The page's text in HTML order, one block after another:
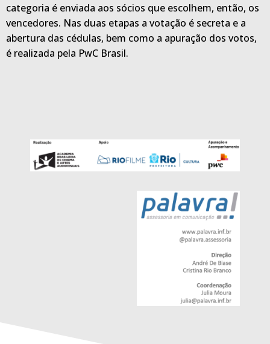
categoria é enviada aos sócios que escolhem, então, os
vencedores. Nas duas etapas a votação é secreta e a
abertura das cédulas, bem como a apuração dos votos,
é realizada pela PwC Brasil.